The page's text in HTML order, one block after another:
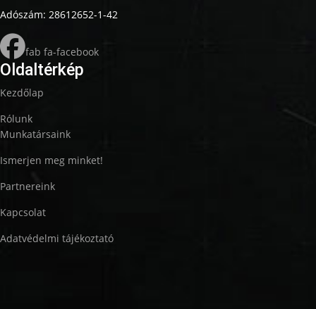
Adószám: 28612652-1-42
fab fa-facebook
Oldaltérkép
Kezdőlap
Rólunk
Munkatársaink
Ismerjen meg minket!
Partnereink
Kapcsolat
Adatvédelmi tájékoztató